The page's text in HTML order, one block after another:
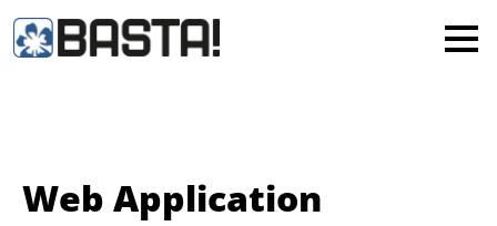
Web Application
MAINZ
Alle